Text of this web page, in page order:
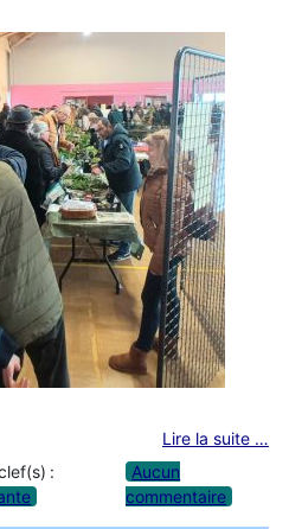
Lire la suite …
:
Aucun
commentaire